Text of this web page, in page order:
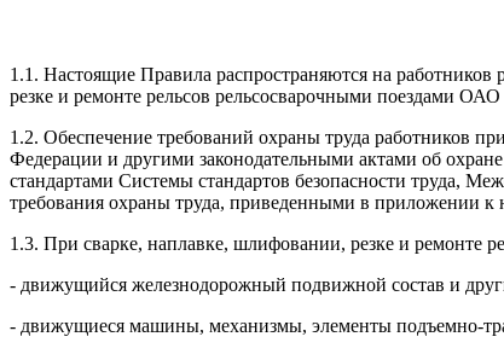
1.1. Настоящие Правила распространяются на
резке и ремонте рельсов рельсосварочными поездами
1.2. Обеспечение требований охраны труда работников
Федерации и другими законодательными актами об
стандартами Системы стандартов безопасности труда,
требования охраны труда, приведенными в приложении
1.3. При сварке, наплавке, шлифовании, резке и ремонте
- движущийся железнодорожный подвижной состав и
- движущиеся машины, механизмы, элементы подъемно-